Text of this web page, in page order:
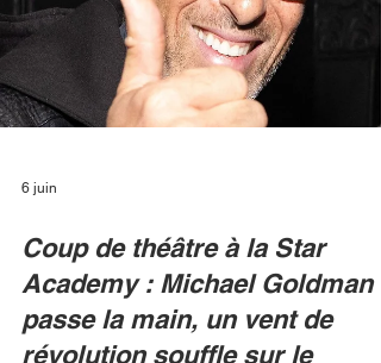
bascule. RALPH WELIG Le départ de la «
chouchoute » : la fin d'une ère culturelle Depuis
son arrivée dans la ba